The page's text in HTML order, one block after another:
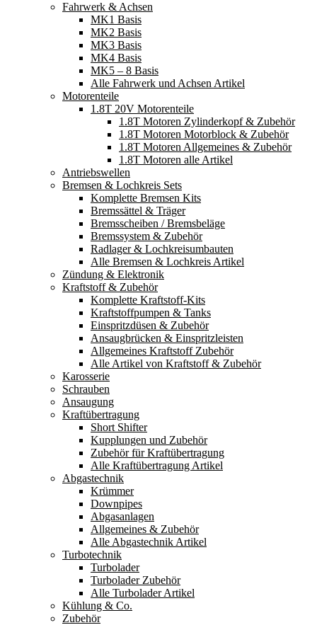
Fahrwerk & Achsen
MK1 Basis
MK2 Basis
MK3 Basis
MK4 Basis
MK5 – 8 Basis
Alle Fahrwerk und Achsen Artikel
Motorenteile
1.8T 20V Motorenteile
1.8T Motoren Zylinderkopf & Zubehör
1.8T Motoren Motorblock & Zubehör
1.8T Motoren Allgemeines & Zubehör
1.8T Motoren alle Artikel
Antriebswellen
Bremsen & Lochkreis Sets
Komplette Bremsen Kits
Bremssättel & Träger
Bremsscheiben / Bremsbeläge
Bremssystem & Zubehör
Radlager & Lochkreisumbauten
Alle Bremsen & Lochkreis Artikel
Zündung & Elektronik
Kraftstoff & Zubehör
Komplette Kraftstoff-Kits
Kraftstoffpumpen & Tanks
Einspritzdüsen & Zubehör
Ansaugbrücken & Einspritzleisten
Allgemeines Kraftstoff Zubehör
Alle Artikel von Kraftstoff & Zubehör
Karosserie
Schrauben
Ansaugung
Kraftübertragung
Short Shifter
Kupplungen und Zubehör
Zubehör für Kraftübertragung
Alle Kraftübertragung Artikel
Abgastechnik
Krümmer
Downpipes
Abgasanlagen
Allgemeines & Zubehör
Alle Abgastechnik Artikel
Turbotechnik
Turbolader
Turbolader Zubehör
Alle Turbolader Artikel
Kühlung & Co.
Zubehör